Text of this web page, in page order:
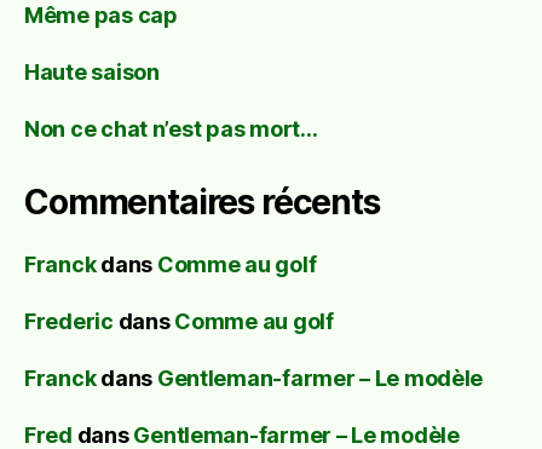
Même pas cap
Haute saison
Non ce chat n’est pas mort…
Commentaires récents
Franckdans Comme au golf
Frederic dansComme au golf
Franckdans Gentleman-farmer – Le modèle
Fred dansGentleman-farmer – Le modèle